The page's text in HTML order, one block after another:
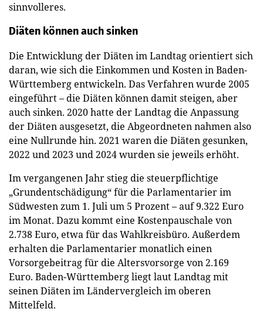
sinnvolleres.
Diäten können auch sinken
Die Entwicklung der Diäten im Landtag orientiert sich
daran, wie sich die Einkommen und Kosten in Baden-
Württemberg entwickeln. Das Verfahren wurde 2005
eingeführt – die Diäten können damit steigen, aber
auch sinken. 2020 hatte der Landtag die Anpassung
der Diäten ausgesetzt, die Abgeordneten nahmen also
eine Nullrunde hin. 2021 waren die Diäten gesunken,
2022 und 2023 und 2024 wurden sie jeweils erhöht.
Im vergangenen Jahr stieg die steuerpflichtige
„Grundentschädigung“ für die Parlamentarier im
Südwesten zum 1. Juli um 5 Prozent – auf 9.322 Euro
im Monat. Dazu kommt eine Kostenpauschale von
2.738 Euro, etwa für das Wahlkreisbüro. Außerdem
erhalten die Parlamentarier monatlich einen
Vorsorgebeitrag für die Altersvorsorge von 2.169
Euro. Baden-Württemberg liegt laut Landtag mit
seinen Diäten im Ländervergleich im oberen
Mittelfeld.